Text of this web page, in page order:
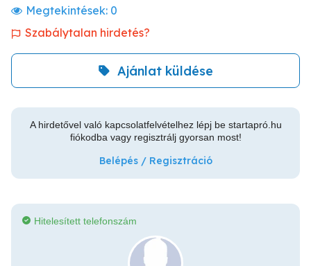
Megtekintések: 0
Szabálytalan hirdetés?
Ajánlat küldése
A hirdetővel való kapcsolatfelvételhez lépj be startapró.hu
fiókodba vagy regisztrálj gyorsan most!
Belépés / Regisztráció
Hitelesített telefonszám